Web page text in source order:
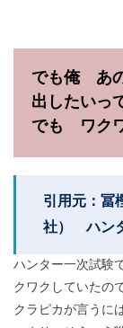
でも俺 あ
出したいっ
でも ワク
引用元：冨
社） ハン
ハンター一次試験
クワクしていたの
クラピカが言うに